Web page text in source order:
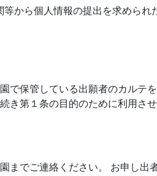
から個人情報の提出を求めら
保管している出願者のカルテ
第１条の目的のために利用させ
でご連絡ください。 お申し出